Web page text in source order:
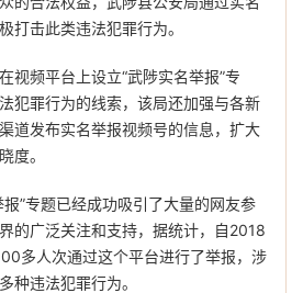
打击此类违法犯罪行为。
视频平台上设立“武陟实名举报”专
犯罪行为的线索，该局还加强与各新
道发布实名举报视频号的信息，扩大
度。
”专题已经成功吸引了大量的网友参
的广泛关注和支持，据统计，自2018
多人次通过这个平台进行了举报，涉
种违法犯罪行为。